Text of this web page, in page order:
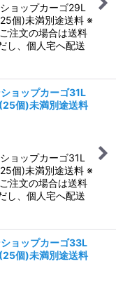
ョップカーゴ29L
個)未満別途送料 ※
注文の場合は送料
し、個人宅へ配送
ョップカーゴ31L
個)未満別途送料
ョップカーゴ31L
個)未満別途送料 ※
注文の場合は送料
し、個人宅へ配送
ョップカーゴ33L
個)未満別途送料